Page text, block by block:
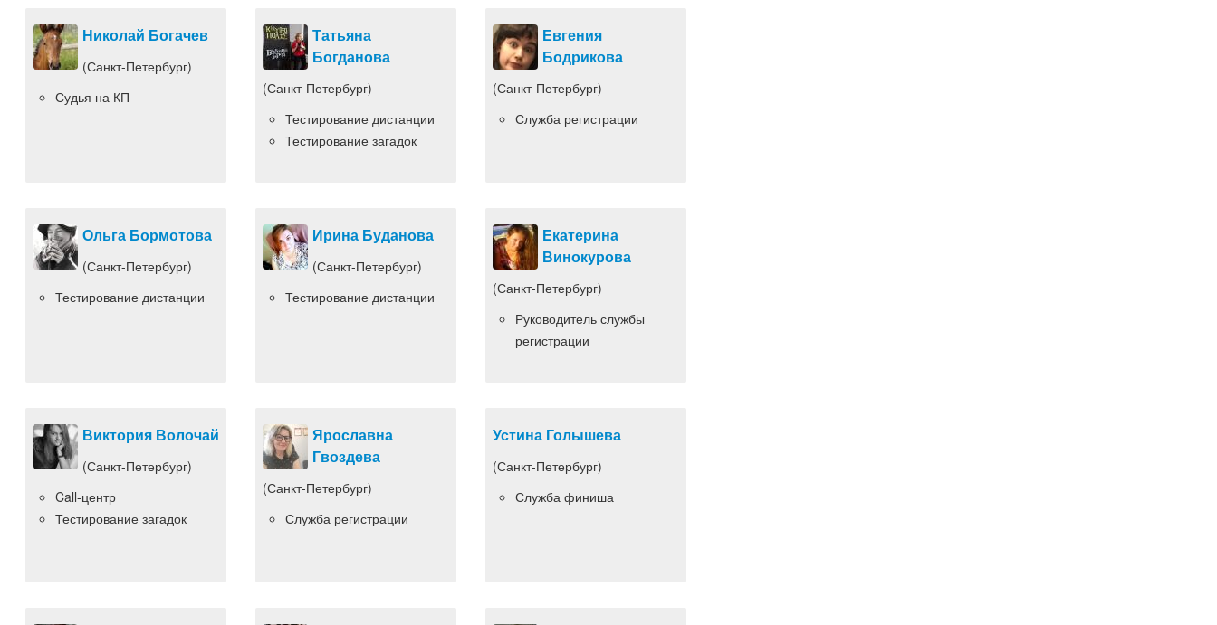
Николай Богачев
(Санкт-Петербург)
Судья на КП
Татьяна
Богданова
(Санкт-Петербург)
Тестирование дистанции
Тестирование загадок
Евгения
Бодрикова
(Санкт-Петербург)
Служба регистрации
Ольга Бормотова
(Санкт-Петербург)
Тестирование дистанции
Ирина Буданова
(Санкт-Петербург)
Тестирование дистанции
Екатерина
Винокурова
(Санкт-Петербург)
Руководитель службы
регистрации
Виктория Волочай
(Санкт-Петербург)
Call-центр
Тестирование загадок
Ярославна
Гвоздева
(Санкт-Петербург)
Служба регистрации
Устина Голышева
(Санкт-Петербург)
Служба финиша